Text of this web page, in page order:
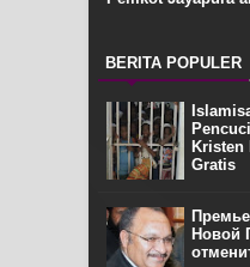
BERITA POPULER
Kristen
Gratis
Новой